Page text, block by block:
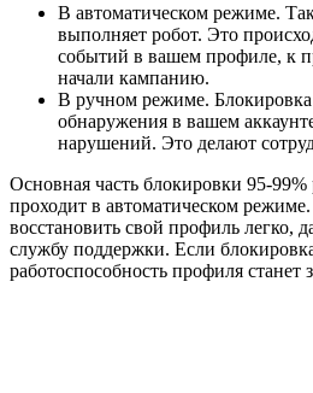
В автоматическом режиме.
выполняет робот. Это
событий в вашем профиле, к
начали кампанию.
В ручном режиме. Блокировка
обнаружения в вашем
нарушений. Это делают
Основная часть блокировки 95-
проходит в автоматическом
восстановить свой профиль легко,
службу поддержки. Если
работоспособность профиля станет